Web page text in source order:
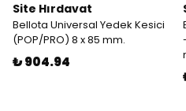
Site Hırdavat
Bellota Universal Yedek Kesici
(POP/PRO) 8 x 85 mm.
₺ 904.94